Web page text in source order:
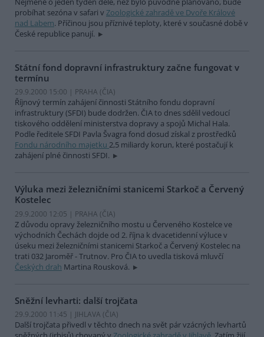
probíhat sezóna v safari v Zoologické zahradě ve Dvoře Králové
nad Labem. Příčinou jsou příznivé teploty, které v současné době v
České republice panují.
Státní fond dopravní infrastruktury začne fungovat v
termínu
29.9.2000 15:00 | PRAHA (ČIA)
Říjnový termín zahájení činnosti Státního fondu dopravní
infrastruktury (SFDI) bude dodržen. ČIA to dnes sdělil vedoucí
tiskového oddělení ministerstva dopravy a spojů Michal Hala.
Podle ředitele SFDI Pavla Švagra fond dosud získal z prostředků
Fondu národního majetku 2,5 miliardy korun, které postačují k
zahájení plné činnosti SFDI.
Výluka mezi železničními stanicemi Starkoč a Červený
Kostelec
29.9.2000 12:05 | PRAHA (ČIA)
Z důvodu opravy železničního mostu u Červeného Kostelce ve
východních Čechách dojde od 2. října k dvacetidenní výluce v
úseku mezi železničními stanicemi Starkoč a Červený Kostelec na
trati 032 Jaroměř - Trutnov. Pro ČIA to uvedla tisková mluvčí
Českých drah Martina Rousková.
Sněžní levharti: další trojčata
29.9.2000 11:45 | JIHLAVA (ČIA)
Další trojčata přivedl v těchto dnech na svět pár vzácných levhartů